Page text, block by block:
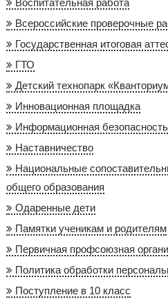
Всероссийские проверочные
Государственная итоговая
ГТО
Детский технопарк
Инновационная площадка
Информационная безопасность
Наставничество
Национальные
общего образования
Одаренные дети
Памятки ученикам и родителям
Первичная профсоюзная
Политика обработки
Поступление в 10 класс